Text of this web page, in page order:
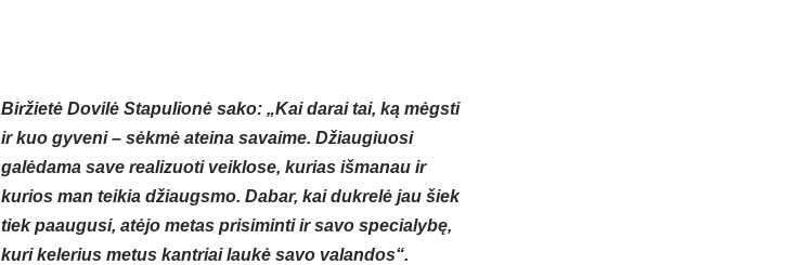
Biržietė Dovilė Stapulionė sako: „Kai darai tai, ką mėgsti
ir kuo gyveni – sėkmė ateina savaime. Džiaugiuosi
galėdama save realizuoti veiklose, kurias išmanau ir
kurios man teikia džiaugsmo. Dabar, kai dukrelė jau šiek
tiek paaugusi, atėjo metas prisiminti ir savo specialybę,
kuri kelerius metus kantriai laukė savo valandos“.